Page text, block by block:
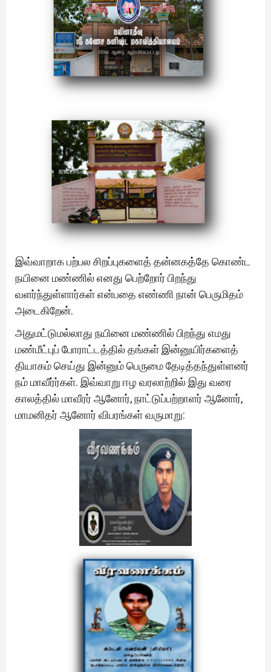
இவ்வாறாக பற்பல சிறப்புகளைத் தன்னகத்தே கொண்ட
நயினை மண்ணில் எனது பெற்றோர் பிறந்து
வளர்ந்துள்ளார்கள் என்பதை எண்ணி நான் பெருமிதம்
அடைகிறேன்.
அதுமட்டுமல்லாது நயினை மண்ணில் பிறந்து எமது
மண்மீட்புப் போராட்டத்தில் தங்கள் இன்னுயிர்களைத்
தியாகம் செய்து இன்னும் பெருமை தேடித்தந்துள்ளனர்
நம் மாவீர்ர்கள். இவ்வாறு ஈழ வரலாற்றில் இது வரை
காலத்தில் மாவீரர் ஆனோர், நாட்டுப்பற்றாளர் ஆனோர்,
மாமனிதர் ஆனோர் விபரங்கள் வருமாறு: